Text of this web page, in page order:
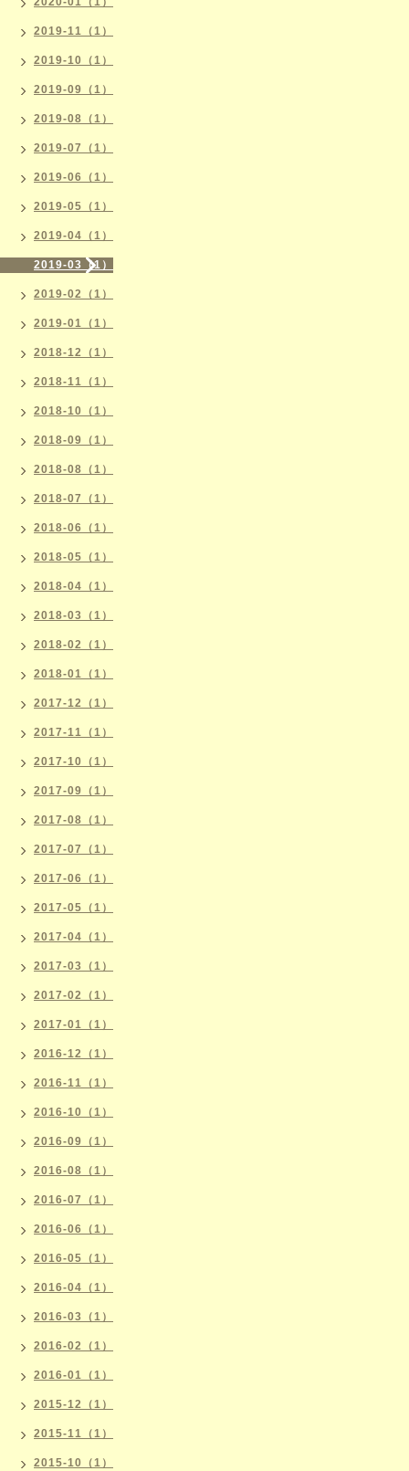
2019-11（1）
2019-10（1）
2019-09（1）
2019-08（1）
2019-07（1）
2019-06（1）
2019-05（1）
2019-04（1）
2019-03（1）
2019-02（1）
2019-01（1）
2018-12（1）
2018-11（1）
2018-10（1）
2018-09（1）
2018-08（1）
2018-07（1）
2018-06（1）
2018-05（1）
2018-04（1）
2018-03（1）
2018-02（1）
2018-01（1）
2017-12（1）
2017-11（1）
2017-10（1）
2017-09（1）
2017-08（1）
2017-07（1）
2017-06（1）
2017-05（1）
2017-04（1）
2017-03（1）
2017-02（1）
2017-01（1）
2016-12（1）
2016-11（1）
2016-10（1）
2016-09（1）
2016-08（1）
2016-07（1）
2016-06（1）
2016-05（1）
2016-04（1）
2016-03（1）
2016-02（1）
2016-01（1）
2015-12（1）
2015-11（1）
2015-10（1）